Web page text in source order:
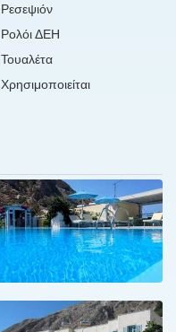
Ρεσεψιόν
Ρολόι ΔΕΗ
Τουαλέτα
Χρησιμοποιείται